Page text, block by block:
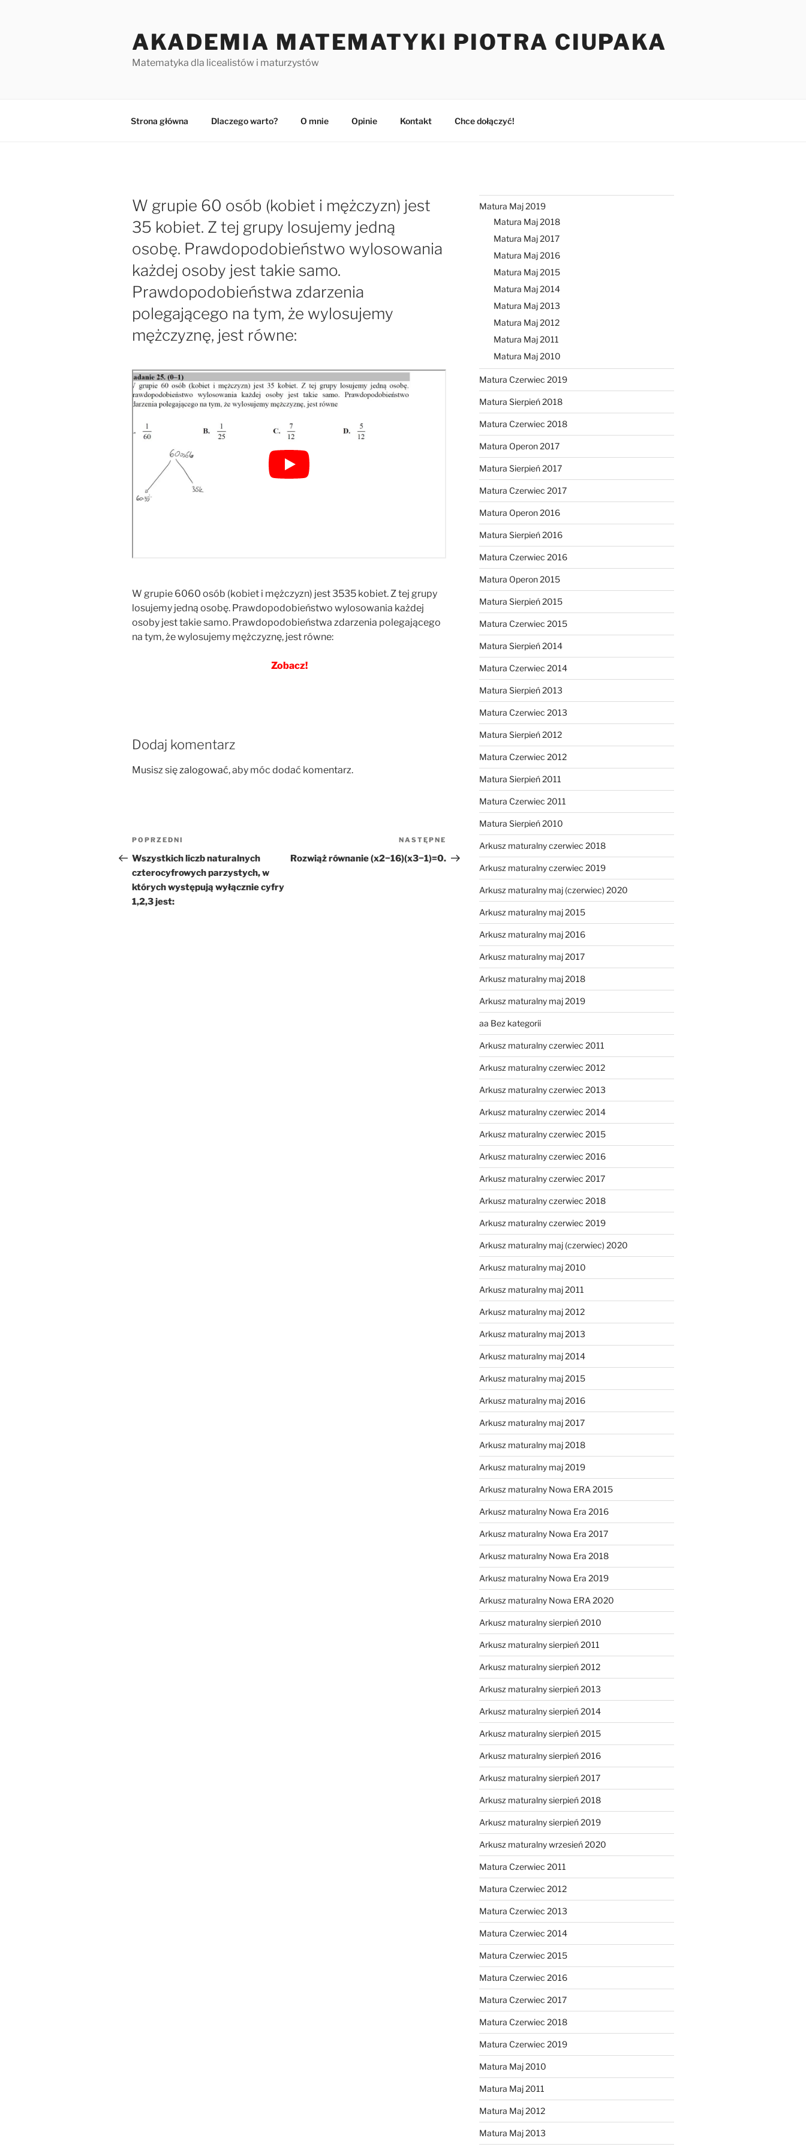
AKADEMIA MATEMATYKI PIOTRA CIUPAKA
Matematyka dla licealistów i maturzystów
Strona główna Dlaczego warto? O mnie Opinie Kontakt Chce dołączyć!
W grupie 60 osób (kobiet i mężczyzn) jest
35 kobiet. Z tej grupy losujemy jedną
osobę. Prawdopodobieństwo wylosowania
każdej osoby jest takie samo.
Prawdopodobieństwa zdarzenia
polegającego na tym, że wylosujemy
mężczyznę, jest równe:
W grupie 6060 osób (kobiet i mężczyzn) jest 3535 kobiet. Z tej grupy
losujemy jedną osobę. Prawdopodobieństwo wylosowania każdej
osoby jest takie samo. Prawdopodobieństwa zdarzenia polegającego
na tym, że wylosujemy mężczyznę, jest równe:
Zobacz!
Dodaj komentarz
Musisz sięzalogować, aby móc dodać komentarz.
Nawigacja
wpisu
Poprzedni
wpis
POPRZEDNI
Wszystkich liczb naturalnych
czterocyfrowych parzystych, w
których występują wyłącznie cyfry
1,2,3 jest:
Następny
wpis
NASTĘPNE
Rozwiąż równanie (x2−16)(x3−1)=0.
Matura Maj 2019
Matura Maj 2018
Matura Maj 2017
Matura Maj 2016
Matura Maj 2015
Matura Maj 2014
Matura Maj 2013
Matura Maj 2012
Matura Maj 2011
Matura Maj 2010
Matura Czerwiec 2019
Matura Sierpień 2018
Matura Czerwiec 2018
Matura Operon 2017
Matura Sierpień 2017
Matura Czerwiec 2017
Matura Operon 2016
Matura Sierpień 2016
Matura Czerwiec 2016
Matura Operon 2015
Matura Sierpień 2015
Matura Czerwiec 2015
Matura Sierpień 2014
Matura Czerwiec 2014
Matura Sierpień 2013
Matura Czerwiec 2013
Matura Sierpień 2012
Matura Czerwiec 2012
Matura Sierpień 2011
Matura Czerwiec 2011
Matura Sierpień 2010
Arkusz maturalny czerwiec 2018
Arkusz maturalny czerwiec 2019
Arkusz maturalny maj (czerwiec) 2020
Arkusz maturalny maj 2015
Arkusz maturalny maj 2016
Arkusz maturalny maj 2017
Arkusz maturalny maj 2018
Arkusz maturalny maj 2019
aa Bez kategorii
Arkusz maturalny czerwiec 2011
Arkusz maturalny czerwiec 2012
Arkusz maturalny czerwiec 2013
Arkusz maturalny czerwiec 2014
Arkusz maturalny czerwiec 2015
Arkusz maturalny czerwiec 2016
Arkusz maturalny czerwiec 2017
Arkusz maturalny czerwiec 2018
Arkusz maturalny czerwiec 2019
Arkusz maturalny maj (czerwiec) 2020
Arkusz maturalny maj 2010
Arkusz maturalny maj 2011
Arkusz maturalny maj 2012
Arkusz maturalny maj 2013
Arkusz maturalny maj 2014
Arkusz maturalny maj 2015
Arkusz maturalny maj 2016
Arkusz maturalny maj 2017
Arkusz maturalny maj 2018
Arkusz maturalny maj 2019
Arkusz maturalny Nowa ERA 2015
Arkusz maturalny Nowa Era 2016
Arkusz maturalny Nowa Era 2017
Arkusz maturalny Nowa Era 2018
Arkusz maturalny Nowa Era 2019
Arkusz maturalny Nowa ERA 2020
Arkusz maturalny sierpień 2010
Arkusz maturalny sierpień 2011
Arkusz maturalny sierpień 2012
Arkusz maturalny sierpień 2013
Arkusz maturalny sierpień 2014
Arkusz maturalny sierpień 2015
Arkusz maturalny sierpień 2016
Arkusz maturalny sierpień 2017
Arkusz maturalny sierpień 2018
Arkusz maturalny sierpień 2019
Arkusz maturalny wrzesień 2020
Matura Czerwiec 2011
Matura Czerwiec 2012
Matura Czerwiec 2013
Matura Czerwiec 2014
Matura Czerwiec 2015
Matura Czerwiec 2016
Matura Czerwiec 2017
Matura Czerwiec 2018
Matura Czerwiec 2019
Matura Maj 2010
Matura Maj 2011
Matura Maj 2012
Matura Maj 2013